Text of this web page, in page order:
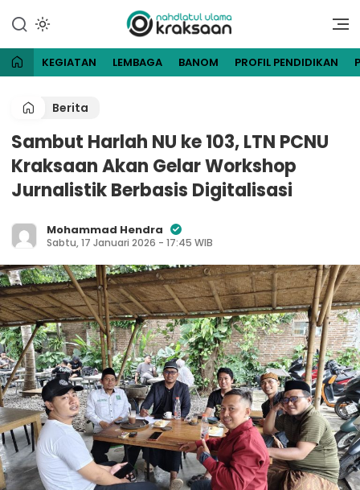
konten
NU Kraksaan
Website Resmi Pengurus
Kraksaan
KEGIATAN LEMBAGA BANOM PROFIL PENDIDIKAN
Berita
Sambut Harlah NU ke 103, LTN PCNU
Kraksaan Akan Gelar Workshop
Jurnalistik Berbasis Digitalisasi
Mohammad Hendra
Sabtu, 17 Januari 2026 - 17:45 WIB